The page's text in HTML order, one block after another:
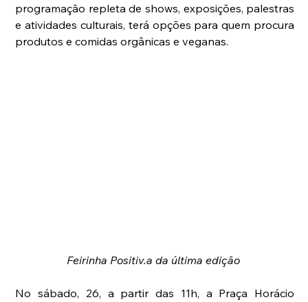
programação repleta de shows, exposições, palestras
e atividades culturais, terá opções para quem procura
produtos e comidas orgânicas e veganas.
Feirinha Positiv.a da última edição
No sábado, 26, a partir das 11h, a Praça Horácio